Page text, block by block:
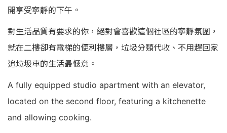
開享受寧靜的下午。
對生活品質有要求的你，絕對會喜歡這個社區的寧靜氛圍，
就在二樓卻有電梯的便利樓層，垃圾分類代收、不用趕回家
追垃圾車的生活最愜意。
A fully equipped studio apartment with an elevator,
located on the second floor, featuring a kitchenette
and allowing cooking.